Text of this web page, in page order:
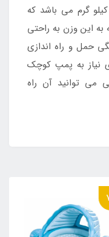
. وزن این محصول بالغ بر 1.2 کیلو گرم می باشد که
این وزن به راحتی
حمل و راه اندازی
نیاز به پمپ کوچک
می توانید آن راه